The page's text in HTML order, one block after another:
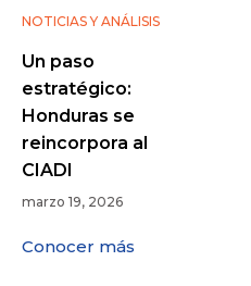
NOTICIAS Y ANÁLISIS
Un paso
estratégico:
Honduras se
reincorpora al
CIADI
marzo 19, 2026
Conocer más